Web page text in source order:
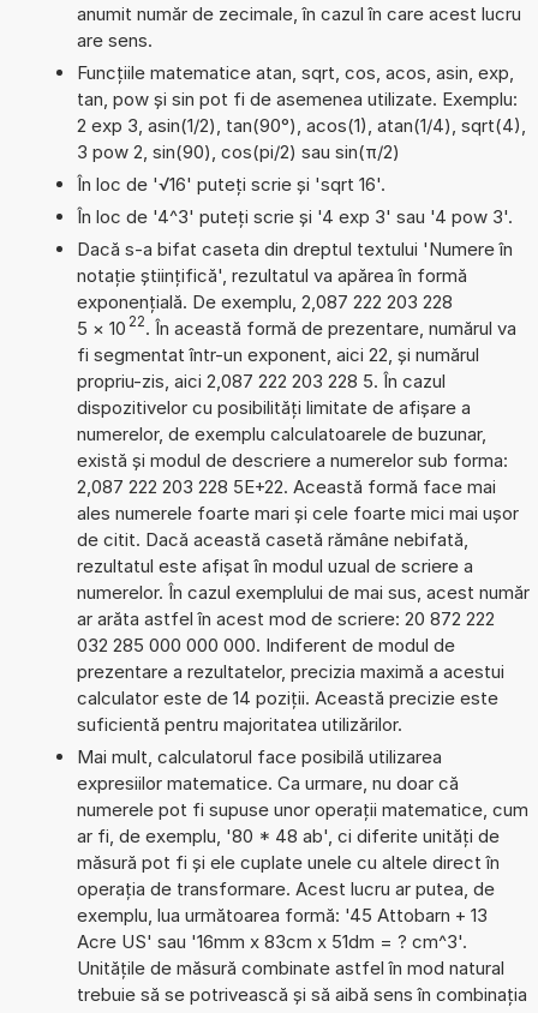
anumit număr de zecimale, în cazul în care acest lucru
are sens.
Funcțiile matematice atan, sqrt, cos, acos, asin, exp,
tan, pow și sin pot fi de asemenea utilizate. Exemplu:
2 exp 3, asin(1/2), tan(90°), acos(1), atan(1/4), sqrt(4),
3 pow 2, sin(90), cos(pi/2) sau sin(π/2)
În loc de '√16' puteți scrie și 'sqrt 16'.
În loc de '4^3' puteți scrie și '4 exp 3' sau '4 pow 3'.
Dacă s-a bifat caseta din dreptul textului 'Numere în
notație științifică', rezultatul va apărea în formă
exponențială. De exemplu, 2,087 222 203 228
5 × 10 22. În această formă de prezentare, numărul va
fi segmentat într-un exponent, aici 22, și numărul
propriu-zis, aici 2,087 222 203 228 5. În cazul
dispozitivelor cu posibilități limitate de afișare a
numerelor, de exemplu calculatoarele de buzunar,
există și modul de descriere a numerelor sub forma:
2,087 222 203 228 5E+22. Această formă face mai
ales numerele foarte mari și cele foarte mici mai ușor
de citit. Dacă această casetă rămâne nebifată,
rezultatul este afișat în modul uzual de scriere a
numerelor. În cazul exemplului de mai sus, acest număr
ar arăta astfel în acest mod de scriere: 20 872 222
032 285 000 000 000. Indiferent de modul de
prezentare a rezultatelor, precizia maximă a acestui
calculator este de 14 poziții. Această precizie este
suficientă pentru majoritatea utilizărilor.
Mai mult, calculatorul face posibilă utilizarea
expresiilor matematice. Ca urmare, nu doar că
numerele pot fi supuse unor operații matematice, cum
ar fi, de exemplu, '80 * 48 ab', ci diferite unități de
măsură pot fi și ele cuplate unele cu altele direct în
operația de transformare. Acest lucru ar putea, de
exemplu, lua următoarea formă: '45 Attobarn + 13
Acre US' sau '16mm x 83cm x 51dm = ? cm^3'.
Unitățile de măsură combinate astfel în mod natural
trebuie să se potrivească și să aibă sens în combinația